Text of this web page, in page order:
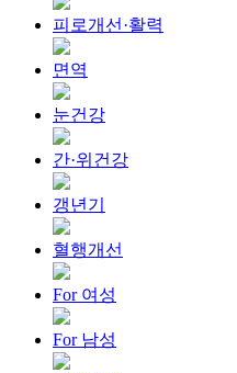
피로개선·활력
면역
눈건강
간·위건강
갱년기
혈행개선
For 여성
For 남성